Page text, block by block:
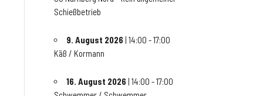
Schießbetrieb
9. August 2026 | 14:00 - 17:00
Käß / Kormann
16. August 2026 | 14:00 - 17:00